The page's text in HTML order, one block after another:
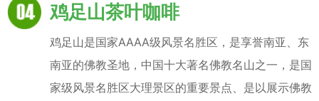
鸡足山茶叶咖啡
鸡足山是国家AAAA级风景名胜区，是享誉南亚、东
南亚的佛教圣地，中国十大著名佛教名山之一，是国
家级风景名胜区大理景区的重要景点、是以展示佛教